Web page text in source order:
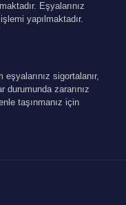
Eşyalarınız
yapılmaktadır.
sigortalanır,
durumunda zararınız
taşınmanız için